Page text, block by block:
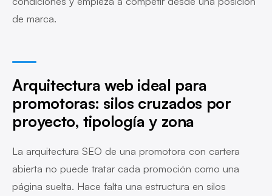
de marca.
Arquitectura web ideal para
promotoras: silos cruzados por
proyecto, tipología y zona
La arquitectura SEO de una promotora con cartera
abierta no puede tratar cada promoción como una
página suelta. Hace falta una estructura en silos